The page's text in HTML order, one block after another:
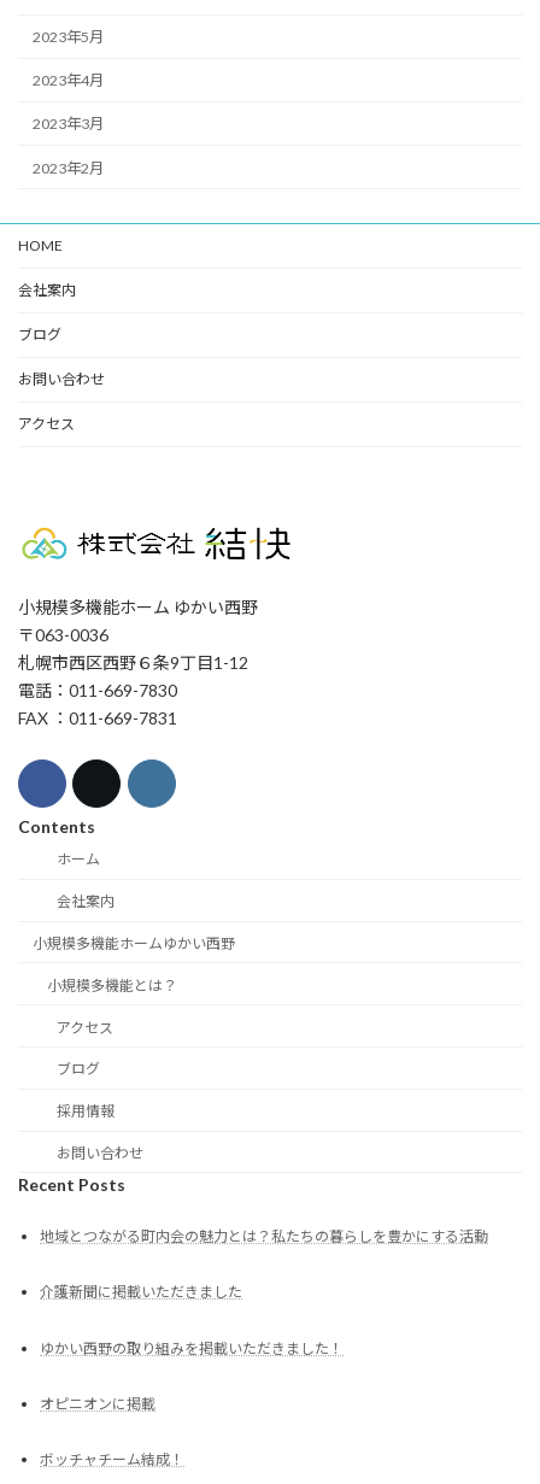
2023年5月
2023年4月
2023年3月
2023年2月
HOME
会社案内
ブログ
お問い合わせ
アクセス
小規模多機能ホーム ゆかい西野
〒063-0036
札幌市西区西野６条9丁目1-12
電話：011-669-7830
FAX ：011-669-7831
Contents
ホーム
会社案内
小規模多機能ホームゆかい西野
小規模多機能とは？
アクセス
ブログ
採用情報
お問い合わせ
Recent Posts
地域とつながる町内会の魅力とは？私たちの暮らしを豊かにする活動
介護新聞に掲載いただきました
ゆかい西野の取り組みを掲載いただきました！
オピニオンに掲載
ボッチャチーム結成！